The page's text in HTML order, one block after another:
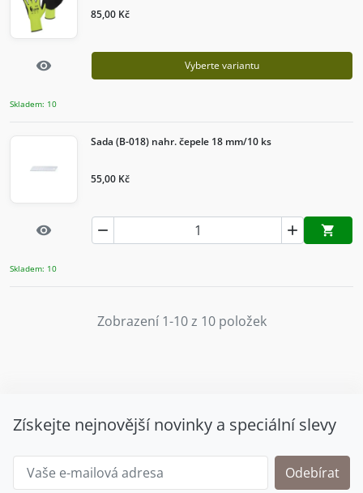
visibility
85,00 Kč
Vyberte variantu
Skladem: 10
visibility Rychlý náhled
Sada (B-018) nahr. čepele 18 mm/10 ks
55,00 Kč
  
Přidat
Skladem: 10
Zobrazení 1-10 z 10 položek
Získejte nejnovější novinky a speciální slevy